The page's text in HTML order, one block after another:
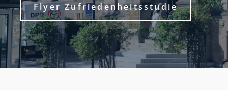
Flyer Zufriedenheitsstudie